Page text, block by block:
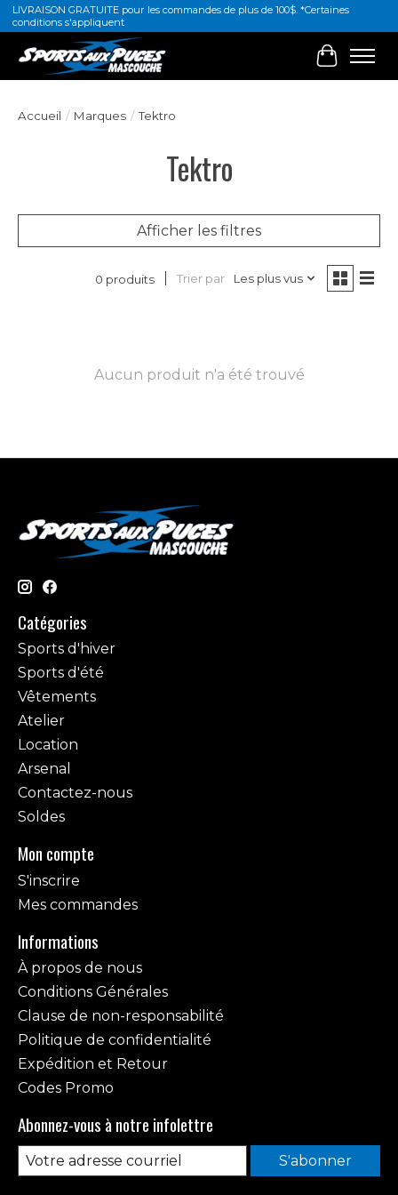
LIVRAISON GRATUITE pour les commandes de plus de 100$. *Certaines
conditions s'appliquent
Panier
Accueil / Marques / Tektro
Tektro
Afficher les filtres
0 produits Trier par Les plus vus
Aucun produit n'a été trouvé
Catégories
Sports d'hiver
Sports d'été
Vêtements
Atelier
Location
Arsenal
Contactez-nous
Soldes
Mon compte
S'inscrire
Mes commandes
Informations
À propos de nous
Conditions Générales
Clause de non-responsabilité
Politique de confidentialité
Expédition et Retour
Codes Promo
Abonnez-vous à notre infolettre
S'abonner